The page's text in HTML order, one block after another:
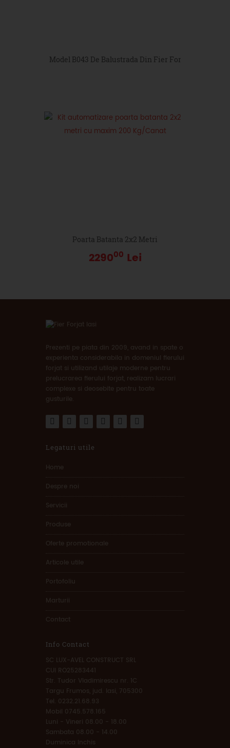
Model B043 De Balustrada Din Fier Forjat
Poarta Batanta 2x2 Metri
229000 Lei
Prezenti pe piata din 2009, avand in spate o
experienta considerabila in domeniul fierului
forjat si utilizand utilaje moderne pentru
prelucrarea fierului forjat, realizam lucrari
complexe si deosebite pentru toate
gusturile.
Legaturi utile
Home
Despre noi
Servicii
Produse
Oferte promotionale
Articole utile
Portofoliu
Marturii
Contact
Info Contact
SC LUX-AVEL CONSTRUCT SRL
CUI RO25283441
Str. Tudor Vladimirescu nr. 1C
Targu Frumos, jud. Iasi, 705300
Tel. 0232.21.68.93
Mobil 0745.578.165
Luni - Vineri 08.00 - 18.00
Sambata 08.00 - 14.00
Duminica Inchis